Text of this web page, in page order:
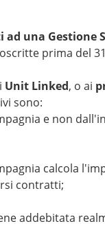
una Gestione
prima del
Unit Linked, o ai
sono:
e non
calcola
contratti;
addebitata